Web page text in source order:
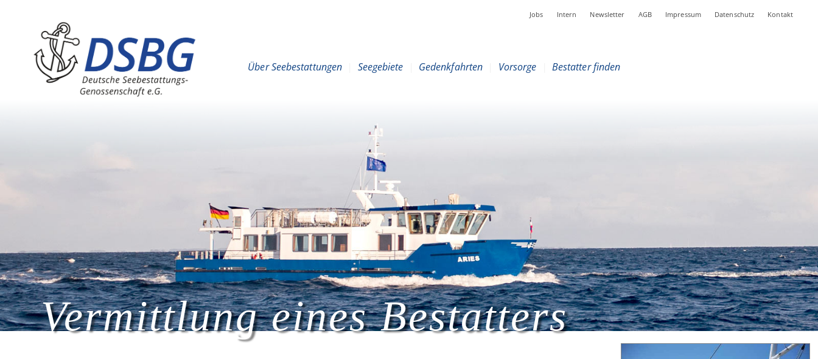
Hauptnavigation
Jobs Intern Newsletter AGB Impressum Datenschutz Kontakt
Über Seebestattungen Seegebiete Gedenkfahrten Vorsorge Bestatter finden
Vermittlung eines Bestatters